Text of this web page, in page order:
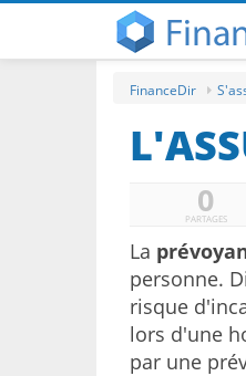
FinanceDir
0
PARTAGES
La
personne.
risque
lors d'une
par une